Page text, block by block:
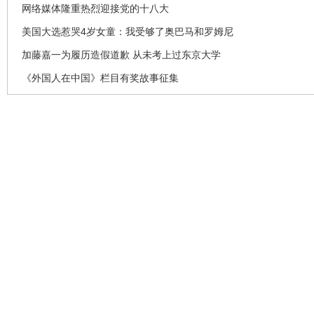
网络媒体隆重热烈迎接党的十八大
美国大选惹哭4岁女童：我受够了奥巴马和罗姆尼
加藤嘉一为履历造假道歉 从未考上过东京大学
《外国人在中国》栏目有奖故事征集